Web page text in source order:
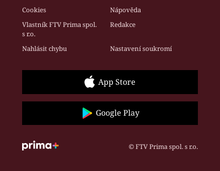
Cookies
Nápověda
Vlastník FTV Prima spol.
s r.o.
Redakce
Nahlásit chybu Nastavení soukromí
App Store
Google Play
© FTV Prima spol. s r.o.